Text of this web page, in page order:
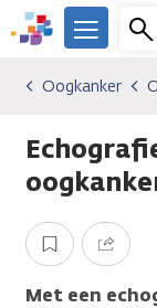
Overslaan
en
gaan
We
er
je.
Kanker.nl
Menu
Kankersoorten
Oogkanker
Onderzoeken
Oogkanker
Opslaan Delen
Met een